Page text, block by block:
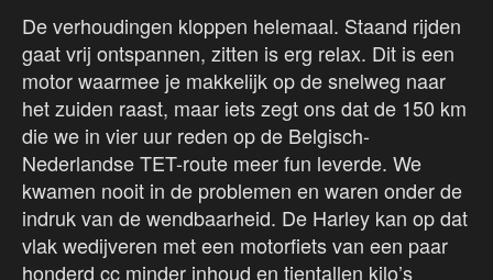
De verhoudingen kloppen helemaal. Staand rijden
gaat vrij ontspannen, zitten is erg relax. Dit is een
motor waarmee je makkelijk op de snelweg naar
het zuiden raast, maar iets zegt ons dat de 150 km
die we in vier uur reden op de Belgisch-
Nederlandse TET-route meer fun leverde. We
kwamen nooit in de problemen en waren onder de
indruk van de wendbaarheid. De Harley kan op dat
vlak wedijveren met een motorfiets van een paar
honderd cc minder inhoud en tientallen kilo’s